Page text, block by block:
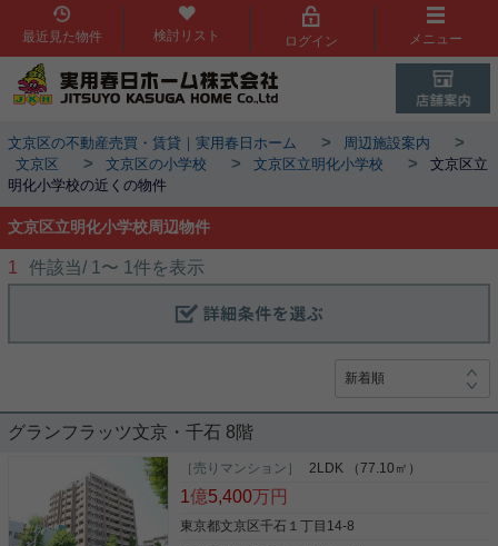
最近見た物件 検討リスト ログイン メニュー
文京区の不動産売買・賃貸｜実用春日ホーム > 周辺施設案内 >
文京区 > 文京区の小学校 > 文京区立明化小学校 >
文京区立
明化小学校の近くの物件
文京区立明化小学校周辺物件
1 件該当/ 1 〜 1 件を表示
グランフラッツ文京・千石 8階
［売りマンション］ 2LDK （77.10㎡）
1億5,400万円
東京都文京区千石１丁目14-8